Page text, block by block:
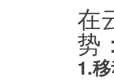
在
势
1.